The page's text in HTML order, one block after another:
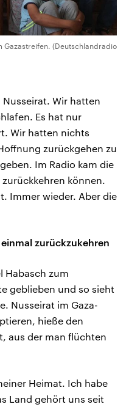
Gazastreifen. (Deutschlandradio
Nusseirat. Wir hatten
Es hat nur
Wir hatten nichts
zurückgehen zu
Im Radio kam die
können.
Immer wieder. Aber die
zurückzukehren
Habasch zum
geblieben und so sieht
Nusseirat im Gaza-
hieße den
aus der man flüchten
Heimat. Ich habe
Land gehört uns seit